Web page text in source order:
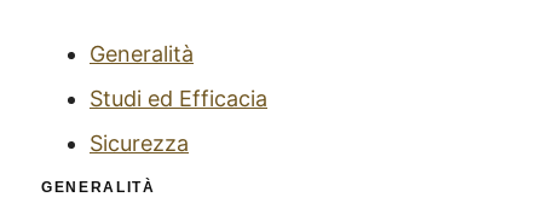
Generalità
Studi ed Efficacia
Sicurezza
GENERALITÀ